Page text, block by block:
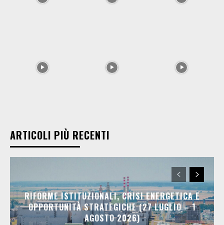
ARTICOLI PIÙ RECENTI
RIFORME ISTITUZIONALI, CRISI ENERGETICA E
OPPORTUNITÀ STRATEGICHE (27 LUGLIO – 1
AGOSTO 2026)